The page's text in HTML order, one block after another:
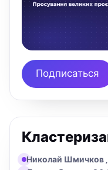
Подписаться
Николай Шмичков ,